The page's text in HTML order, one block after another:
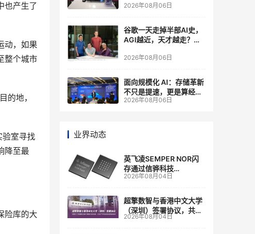
也产生了
动，如果
整个城市
的地，
验室寻找
降至最
险库的大
2026年08月06日
谷歌一天走掉半部AI史，
AGI越近，天才越走？大
自己的研发节奏
2026年08月06日
面向规模化 AI：存储革新
不只是提速，更是算经济
账
2026年08月06日
业界动态
英飞凌SEMPER NOR闪
存通过信骅科技
AST2700 BMC认证，全
管理
2026年08月04日
超擎数智与香港中文大学
（深圳）签署协议，共建
人工智能和边缘计算联合
2026年08月04日